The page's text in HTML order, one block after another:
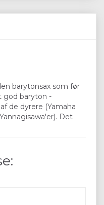
barytonsax som før
god baryton -
de dyrere (Yamaha
Det